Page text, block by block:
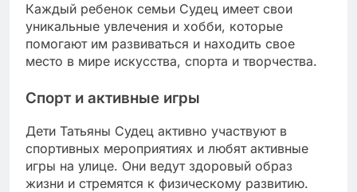
Каждый ребенок семьи Судец имеет свои
уникальные увлечения и хобби, которые
помогают им развиваться и находить свое
место в мире искусства, спорта и творчества.
Спорт и активные игры
Дети Татьяны Судец активно участвуют в
спортивных мероприятиях и любят активные
игры на улице. Они ведут здоровый образ
жизни и стремятся к физическому развитию.